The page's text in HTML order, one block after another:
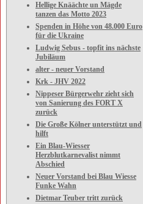
Hellige Knäächte un Mägde
tanzen das Motto 2023
Spenden in Höhe von 48.000 Euro
für die Ukraine
Ludwig Sebus - topfit ins nächste
Jubiläum
alter - neuer Vorstand
Krk - JHV 2022
Nippeser Bürgerwehr zieht sich
von Sanierung des FORT X
zurück
Die Große Kölner unterstützt und
hilft
Ein Blau-Wiesser
Herzblutkarnevalist nimmt
Abschied
Neuer Vorstand bei Blau Wiesse
Funke Wahn
Dietmar Teuber tritt zurück